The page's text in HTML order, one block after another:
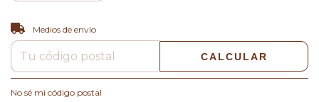
Entregas para el CP:
Medios de envío
CALCULAR
No sé mi código postal